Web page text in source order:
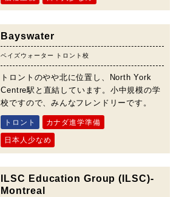
Bayswater
ベイズウォーター トロント校
トロントのやや北に位置し、North York
Centre駅と直結しています。小中規模の学
校ですので、みんなフレンドリーです。
トロント カナダ進学準備
日本人少なめ
ILSC Education Group (ILSC)-
Montreal